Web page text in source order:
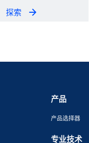
探索
产品
产品选择器
专业技术